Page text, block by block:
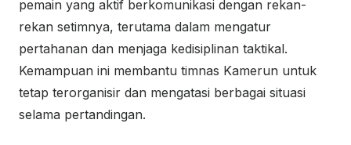
pemain yang aktif berkomunikasi dengan rekan-
rekan setimnya, terutama dalam mengatur
pertahanan dan menjaga kedisiplinan taktikal.
Kemampuan ini membantu timnas Kamerun untuk
tetap terorganisir dan mengatasi berbagai situasi
selama pertandingan.